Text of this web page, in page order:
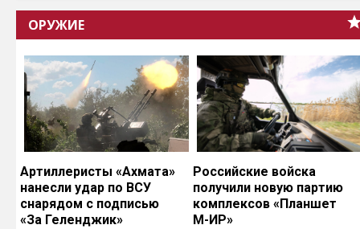
ОРУЖИЕ
Артиллеристы «Ахмата»
нанесли удар по ВСУ
снарядом с подписью
«За Геленджик»
Российские войска
получили новую партию
комплексов «Планшет
М-ИР»